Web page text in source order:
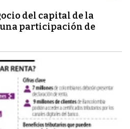
del capital de la
participación de